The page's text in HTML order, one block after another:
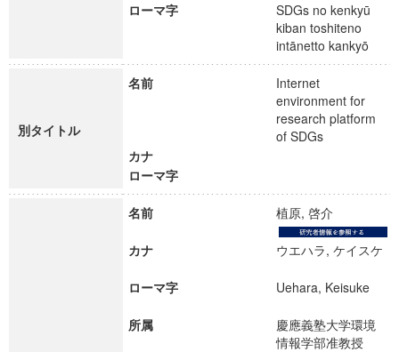
ローマ字
SDGs no kenkyū
kiban toshiteno
intānetto kankyō
別タイトル
名前
Internet
environment for
research platform
of SDGs
カナ
ローマ字
名前 植原, 啓介
カナ ウエハラ, ケイスケ
ローマ字 Uehara, Keisuke
所属
慶應義塾大学環境
情報学部准教授